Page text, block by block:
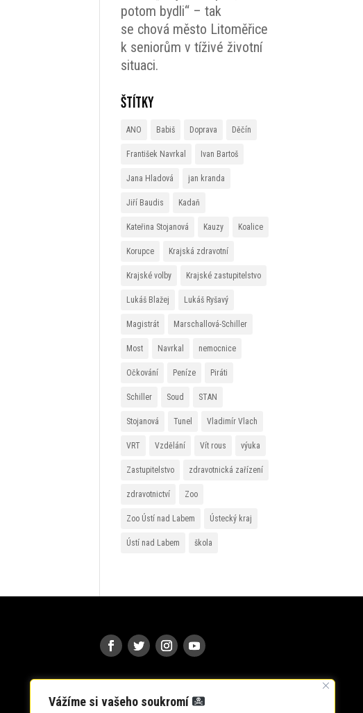
Vážíme si vašeho soukromí
potom bydli“ – tak
se chová město Litoměřice
k seniorům v tíživé životní
situaci.
Štítky
ANO Babiš Doprava Děčín
František Navrkal Ivan Bartoš
Jana Hladová jan kranda
Jiří Baudis Kadaň
Kateřina Stojanová Kauzy Koalice
Korupce Krajská zdravotní
Krajské volby Krajské zastupitelstvo
Lukáš Blažej Lukáš Ryšavý
Magistrát Marschallová-Schiller
Most Navrkal nemocnice
Očkování Peníze Piráti
Schiller Soud STAN
Stojanová Tunel Vladimír Vlach
VRT Vzdělání Vít rous výuka
Zastupitelstvo zdravotnická zařízení
zdravotnictví Zoo
Zoo Ústí nad Labem Ústecký kraj
Ústí nad Labem škola